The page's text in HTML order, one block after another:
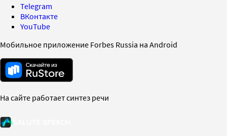
Telegram
ВКонтакте
YouTube
Мобильное приложение Forbes Russia на Android
На сайте работает синтез речи